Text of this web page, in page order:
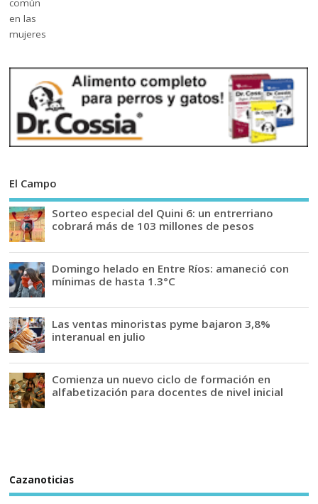
El Campo
Sorteo especial del Quini 6: un entrerriano
cobrará más de 103 millones de pesos
Domingo helado en Entre Ríos: amaneció con
mínimas de hasta 1.3°C
Las ventas minoristas pyme bajaron 3,8%
interanual en julio
Comienza un nuevo ciclo de formación en
alfabetización para docentes de nivel inicial
Cazanoticias